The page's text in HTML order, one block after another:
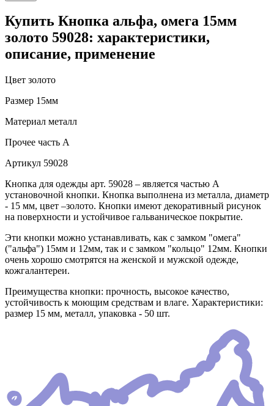
Купить Кнопка альфа, омега 15мм
золото 59028: характеристики,
описание, применение
Цвет золото
Размер 15мм
Материал металл
Прочее часть A
Артикул 59028
Кнопка для одежды арт. 59028 – является частью А
установочной кнопки. Кнопка выполнена из металла, диаметр
- 15 мм, цвет –золото. Кнопки имеют декоративный рисунок
на поверхности и устойчивое гальваническое покрытие.
Эти кнопки можно устанавливать, как с замком "омега"
("альфа") 15мм и 12мм, так и с замком "кольцо" 12мм. Кнопки
очень хорошо смотрятся на женской и мужской одежде,
кожгалантереи.
Преимущества кнопки: прочность, высокое качество,
устойчивость к моющим средствам и влаге. Характеристики:
размер 15 мм, металл, упаковка - 50 шт.